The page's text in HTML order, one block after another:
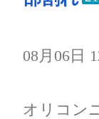
08月06日
オリコン